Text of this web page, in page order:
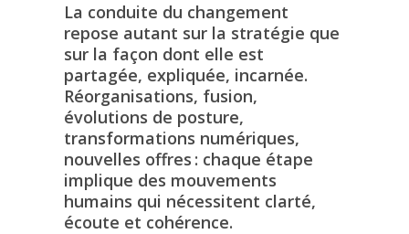
La conduite du changement
repose autant sur la stratégie que
sur la façon dont elle est
partagée, expliquée, incarnée.
Réorganisations, fusion,
évolutions de posture,
transformations numériques,
nouvelles offres : chaque étape
implique des mouvements
humains qui nécessitent clarté,
écoute et cohérence.